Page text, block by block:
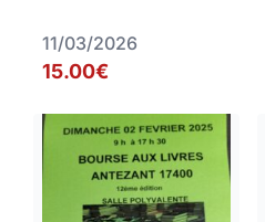
11/03/2026
15.00€